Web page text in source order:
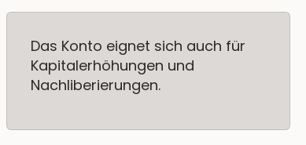
Das Konto eignet sich auch für
Kapitalerhöhungen und
Nachliberierungen.